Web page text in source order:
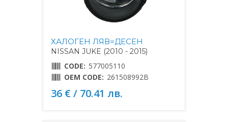
ХАЛОГЕН ЛЯВ=ДЕСЕН
NISSAN JUKE (2010 - 2015)
CODE: 577005110
OEM CODE: 261508992B
36 € / 70.41 лв.